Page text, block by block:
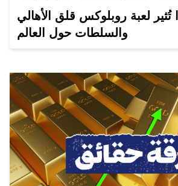
تُثير لعبة روبلوكس قلق الأهالي
والسلطات حول العالم